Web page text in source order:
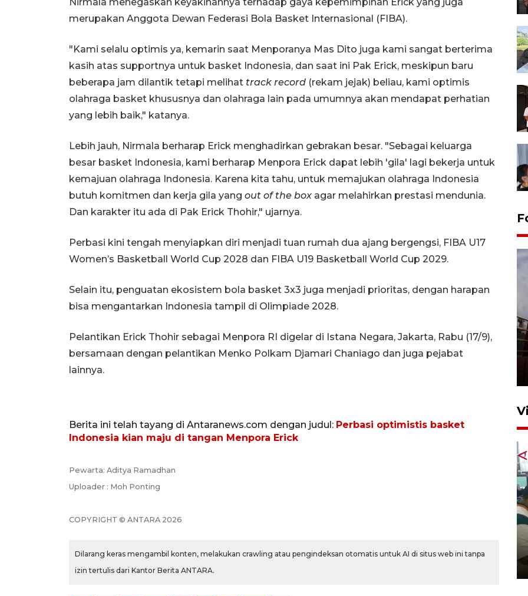
merupakan Anggota Dewan Federasi Bola Basket Internasional (FIBA).
"Kami selalu optimis ya, kemarin saat Menporanya Mas Dito juga kami sangat berterima
kasih atas supportnya untuk basket Indonesia, dan saat ini Pak Erick, meskipun baru
beberapa jam dilantik tetapi melihat track record (rekam jejak) beliau, kami optimis
olahraga basket khususnya dan olahraga lain pada umumnya akan mendapat perhatian
yang lebih baik," katanya.
Lebih jauh, Nirmala berharap Erick menghadirkan gebrakan besar. "Sebagai keluarga
besar basket Indonesia, kami berharap Menpora Erick dapat lebih 'gila' lagi bekerja untuk
kemajuan olahraga Indonesia. Karena kita tahu, untuk memajukan olahraga Indonesia
butuh komitmen dan kerja gila yang out of the box agar melahirkan prestasi mendunia.
Dan karakter itu ada di Pak Erick Thohir," ujarnya.
Perbasi kini tengah menyiapkan diri menjadi tuan rumah dua ajang bergengsi, FIBA U17
Women’s Basketball World Cup 2028 dan FIBA U19 Basketball World Cup 2029.
Selain itu, penguatan ekosistem bola basket 3x3 juga menjadi prioritas, dengan harapan
bisa mengantarkan Indonesia tampil di Olimpiade 2028.
Pelantikan Erick Thohir sebagai Menpora RI digelar di Istana Negara, Jakarta, Rabu (17/9),
bersamaan dengan pelantikan Menko Polkam Djamari Chaniago dan juga pejabat
lainnya.
Berita ini telah tayang di Antaranews.com dengan judul: Perbasi optimistis basket
Indonesia kian maju di tangan Menpora Erick
Pewarta: Aditya Ramadhan
Uploader : Moh Ponting
COPYRIGHT © ANTARA 2026
Dilarang keras mengambil konten, melakukan crawling atau pengindeksan otomatis untuk AI di situs web ini tanpa
izin tertulis dari Kantor Berita ANTARA.
Unjuk rasa protes penataan
Pasar Higienis
pembinaan